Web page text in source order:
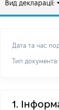
Вид декларації:
Дата та час
Тип документа:
1.